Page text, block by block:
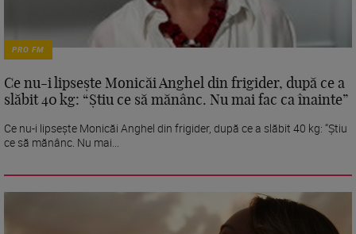
PRO FM
Ce nu-i lipsește Monicăi Anghel din frigider, după ce a
slăbit 40 kg: “Știu ce să mănânc. Nu mai fac ca înainte”
Ce nu-i lipsește Monicăi Anghel din frigider, după ce a slăbit 40 kg: “Știu
ce să mănânc. Nu mai...